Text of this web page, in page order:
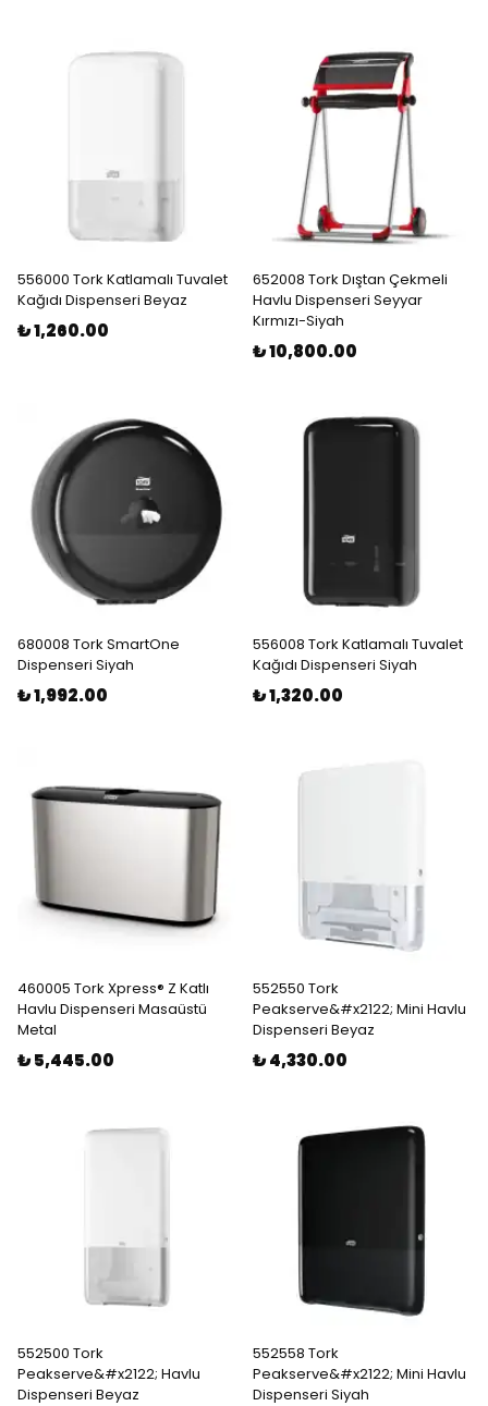
556000 Tork Katlamalı Tuvalet
Kağıdı Dispenseri Beyaz
₺ 1,260.00
652008 Tork Dıştan Çekmeli
Havlu Dispenseri Seyyar
Kırmızı-Siyah
₺ 10,800.00
680008 Tork SmartOne
Dispenseri Siyah
₺ 1,992.00
556008 Tork Katlamalı Tuvalet
Kağıdı Dispenseri Siyah
₺ 1,320.00
460005 Tork Xpress® Z Katlı
Havlu Dispenseri Masaüstü
Metal
₺ 5,445.00
552550 Tork
Peakserve&#x2122; Mini Havlu
Dispenseri Beyaz
₺ 4,330.00
552500 Tork
Peakserve&#x2122; Havlu
Dispenseri Beyaz
552558 Tork
Peakserve&#x2122; Mini Havlu
Dispenseri Siyah